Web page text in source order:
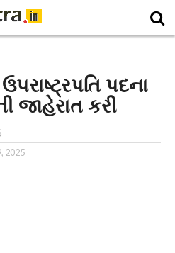
પદના
જાહેરાત કરી
2025